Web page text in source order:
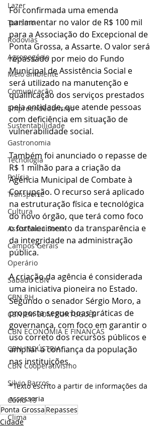
Lazer
Turismo
Rodovias
Agronegócio
Meio ambiente
Comunicação
Empreendedorismo
Sustentabilidade
Gastronomia
Tecnologia
Polícia
Transporte
Cultura
Assistência Social
Campos Gerais
Operário
Sábado CBN
CBN RH
CBN EM BOM PORTUGUÊS
CBN ECONOMIA E FINANÇAS
CBN INDÚSTRIA
CBN Cooperativismo
Silvio Barros
Covid-19
Clima
Foi confirmada uma emenda
parlamentar no valor de R$ 100 mil
para a Associação do Excepcional de
Ponta Grossa, a Assarte. O valor será
repassado por meio do Fundo
Municipal de Assistência Social e
será utilizado na manutenção e
qualificação dos serviços prestados
pela entidade, que atende pessoas
com deficiência em situação de
vulnerabilidade social.
Também foi anunciado o repasse de
R$ 1 milhão para a criação da
Agência Municipal de Combate à
Corrupção. O recurso será aplicado
na estruturação física e tecnológica
do novo órgão, que terá como foco
o fortalecimento da transparência e
da integridade na administração
pública.
A criação da agência é considerada
uma iniciativa pioneira no Estado.
Segundo o senador Sérgio Moro, a
proposta segue boas práticas de
governança, com foco em garantir o
uso correto dos recursos públicos e
ampliar a confiança da população
nas instituições.
*Texto escrito a partir de informações da
assessoria
Ponta Grossa Repasses
Cidade